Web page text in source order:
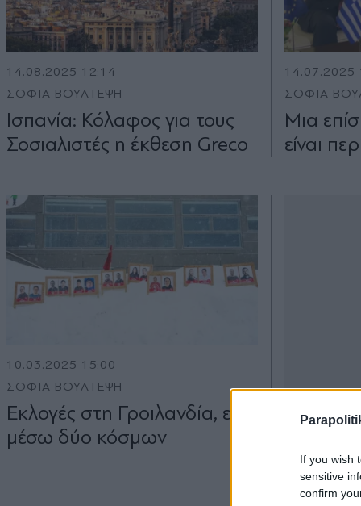
If you wish
sensitive
confirm
14.08.2025 12:14
ΣΟΦΙΑ ΒΟΥΛΤΕΨΗ
Ισπανία: Κόλαφος για τους
Σοσιαλιστές η έκθεση Greco
14.07.2025
ΣΟΦΙΑ
Μια
είναι
10.03.2025 15:00
ΣΟΦΙΑ ΒΟΥΛΤΕΨΗ
Εκλογές στη Γροιλανδία, εν
µέσω δύο κόσµων